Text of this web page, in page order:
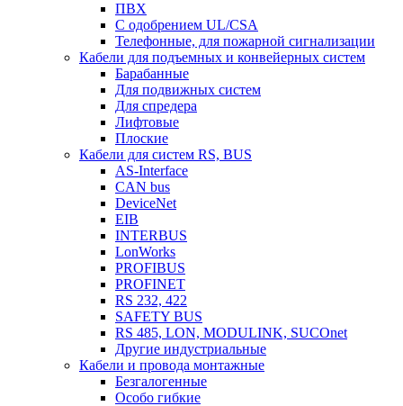
ПВХ
С одобрением UL/CSA
Телефонные, для пожарной сигнализации
Кабели для подъемных и конвейерных систем
Барабанные
Для подвижных систем
Для спредера
Лифтовые
Плоские
Кабели для систем RS, BUS
AS-Interface
CAN bus
DeviceNet
EIB
INTERBUS
LonWorks
PROFIBUS
PROFINET
RS 232, 422
SAFETY BUS
RS 485, LON, MODULINK, SUCOnet
Другие индустриальные
Кабели и провода монтажные
Безгалогенные
Особо гибкие